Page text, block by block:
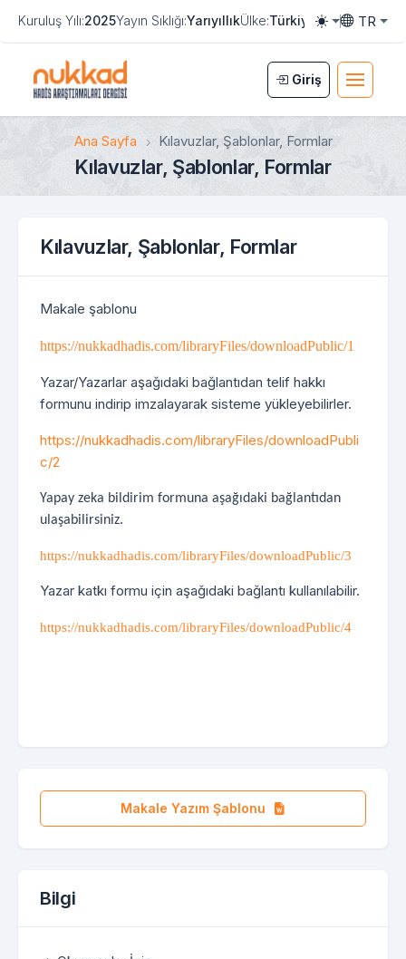
Kuruluş Yılı:2025Yayın Sıklığı:YarıyıllıkÜlke:Türkiyee-ISSN:3108-
Toggle
TR
Toggle
Giriş
Ana Sayfa Kılavuzlar, Şablonlar, Formlar
Kılavuzlar, Şablonlar, Formlar
Kılavuzlar, Şablonlar, Formlar
Makale şablonu
https://nukkadhadis.com/libraryFiles/downloadPublic/1
Yazar/Yazarlar aşağıdaki bağlantıdan telif hakkı
formunu indirip imzalayarak sisteme yükleyebilirler.
https://nukkadhadis.com/libraryFiles/downloadPubli
c/2
Yapay zeka bildirim formuna aşağıdaki bağlantıdan
ulaşabilirsiniz.
https://nukkadhadis.com/libraryFiles/downloadPublic/3
Yazar katkı formu için aşağıdaki bağlantı kullanılabilir.
https://nukkadhadis.com/libraryFiles/downloadPublic/4
Makale Yazım Şablonu
Bilgi